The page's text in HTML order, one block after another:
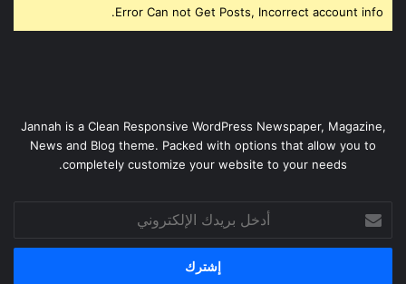
Error Can not Get Posts, Incorrect account info.
Jannah is a Clean Responsive WordPress Newspaper, Magazine,
News and Blog theme. Packed with options that allow you to
completely customize your website to your needs.
بريدك
الإلكتروني